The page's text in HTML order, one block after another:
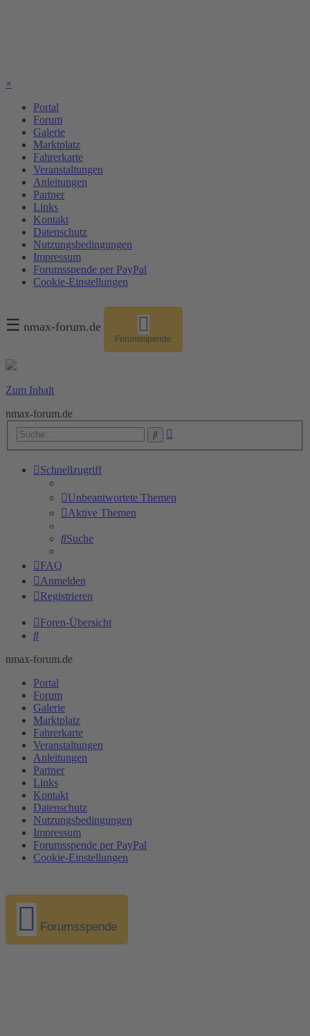
×
Portal
Forum
Galerie
Marktplatz
Fahrerkarte
Veranstaltungen
Anleitungen
Partner
Links
Kontakt
Datenschutz
Nutzungsbedingungen
Impressum
Forumsspende per PayPal
Cookie-Einstellungen
☰ nmax-forum.de
Forumsspende
Zum Inhalt
nmax-forum.de
Suche
Schnellzugriff
Unbeantwortete Themen
Aktive Themen
Suche
FAQ
Anmelden
Registrieren
Foren-Übersicht
Suche
nmax-forum.de
Portal
Forum
Galerie
Marktplatz
Fahrerkarte
Veranstaltungen
Anleitungen
Partner
Links
Kontakt
Datenschutz
Nutzungsbedingungen
Impressum
Forumsspende per PayPal
Cookie-Einstellungen
Forumsspende